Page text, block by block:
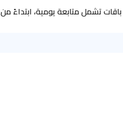
تشمل متابعة يومية، ابتداءً من